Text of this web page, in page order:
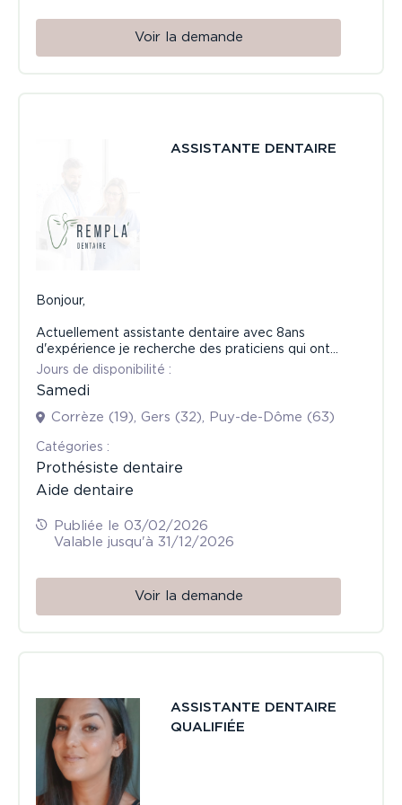
Voir la demande
ASSISTANTE DENTAIRE
Jours de disponibilité :
Samedi
Corrèze (19), Gers (32), Puy-de-Dôme (63)
Bonjour,
Actuellement assistante dentaire avec 8ans
d'expérience je recherche des praticiens qui ont
besoin de remplacement a partir du mois d'avril
jai l'habitude de travailler en équipe, jai de
l'expérience en implantologie, n'hésitez pas à
dans le 13
Сatégories :
Prothésiste dentaire
Aide dentaire
Publiée le 03/02/2026
Valable jusqu'à 31/12/2026
Voir la demande
ASSISTANTE DENTAIRE
QUALIFIÉE